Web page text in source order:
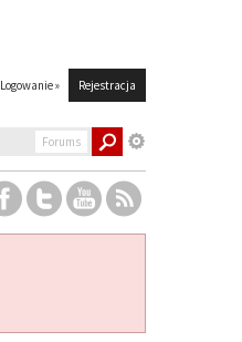
Logowanie » Rejestracja
Forums